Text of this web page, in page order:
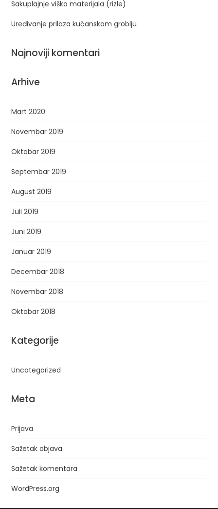
Sakuplajnje viška materijala (rizle)
Uređivanje prilaza kučanskom groblju
Najnoviji komentari
Arhive
Mart 2020
Novembar 2019
Oktobar 2019
Septembar 2019
August 2019
Juli 2019
Juni 2019
Januar 2019
Decembar 2018
Novembar 2018
Oktobar 2018
Kategorije
Uncategorized
Meta
Prijava
Sažetak objava
Sažetak komentara
WordPress.org